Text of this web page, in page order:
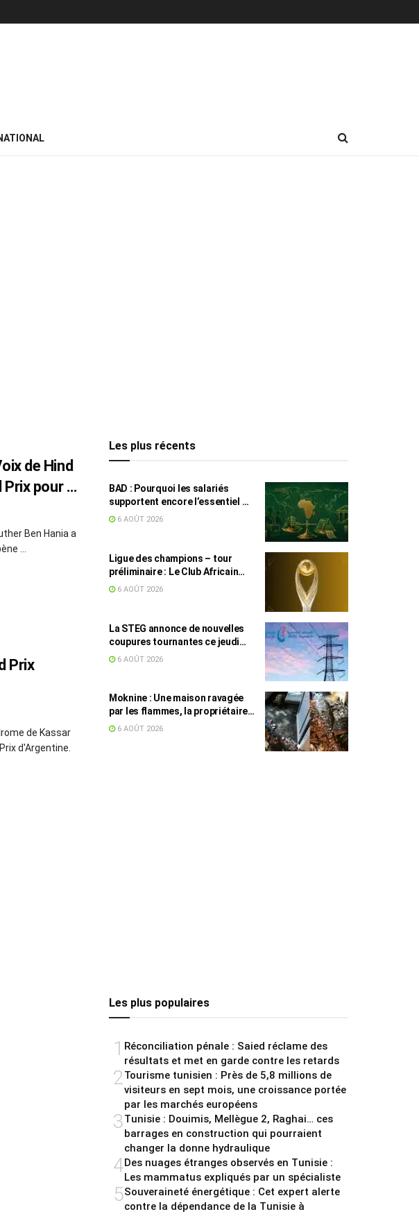
de Hind
Prix pour le
Ben Hania a
...
Prix
de Kassar
d'Argentine.
Les plus récents
BAD : Pourquoi les salariés
supportent encore l’essentiel de
l’effort fiscal en Tunisie
6 AOÛT 2026
Ligue des champions – tour
préliminaire : Le Club Africain
face au Djoliba AC
6 AOÛT 2026
La STEG annonce de nouvelles
coupures tournantes ce jeudi
dans plusieurs régions
6 AOÛT 2026
Moknine : Une maison ravagée
par les flammes, la propriétaire
accuse la STEG et la SONEDE
6 AOÛT 2026
Les plus populaires
1 Réconciliation pénale : Saied réclame des
résultats et met en garde contre les retards
2Tourisme tunisien : Près de 5,8 millions de
visiteurs en sept mois, une croissance portée
par les marchés européens
3Tunisie : Douimis, Mellègue 2, Raghai… ces
barrages en construction qui pourraient
changer la donne hydraulique
4Des nuages étranges observés en Tunisie :
Les mammatus expliqués par un spécialiste
5Souveraineté énergétique : Cet expert alerte
contre la dépendance de la Tunisie à